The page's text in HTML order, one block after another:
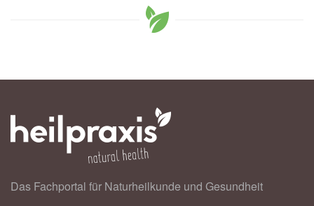
Das Fachportal für Naturheilkunde und Gesundheit